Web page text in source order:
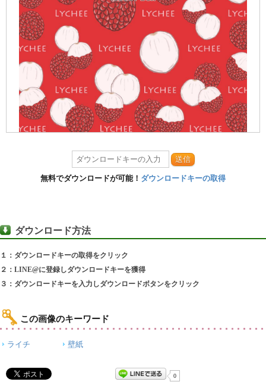
送信
無料でダウンロードが可能！ ダウンロードキーの取得
ダウンロード方法
１：ダウンロードキーの取得をクリック
２：LINE@に登録しダウンロードキーを獲得
３：ダウンロードキーを入力しダウンロードボタンをクリック
この画像のキーワード
ライチ 壁紙
0